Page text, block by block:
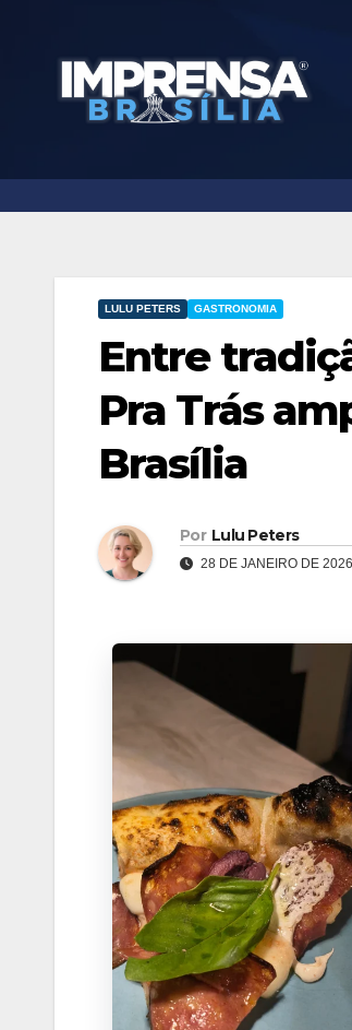
LULU PETERS GASTRONOMIA
Entre
Pra Trás
Brasília
Por Lulu Peters
28 DE JANEIRO DE 2026